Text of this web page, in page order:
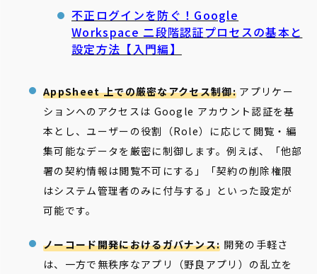
不正ログインを防ぐ！Google
Workspace 二段階認証プロセスの基本と
設定方法【入門編】
AppSheet 上での厳密なアクセス制御: アプリケー
ションへのアクセスは Google アカウント認証を基
本とし、ユーザーの役割（Role）に応じて閲覧・編
集可能なデータを厳密に制御します。例えば、「他部
署の契約情報は閲覧不可にする」「契約の削除権限
はシステム管理者のみに付与する」といった設定が
可能です。
ノーコード開発におけるガバナンス: 開発の手軽さ
は、一方で無秩序なアプリ（野良アプリ）の乱立を